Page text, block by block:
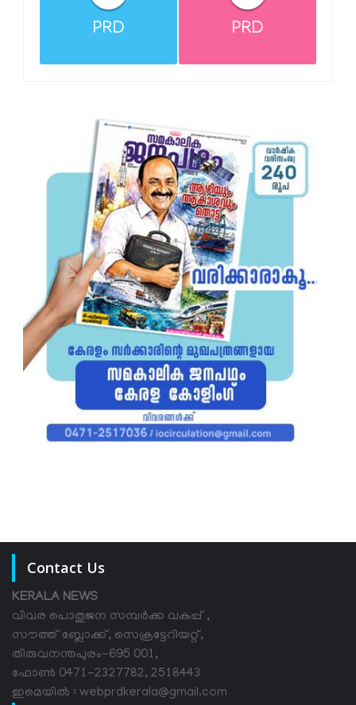
PRD PRD
Contact Us
KERALA NEWS
വിവര പൊതുജന സമ്പര്‍ക്ക വകുപ്പ് ,
സൗത്ത് ബ്ലോക്ക്, സെക്രട്ടേറിയറ്റ്,
തിരുവനന്തപുരം-695 001,
ഫോൺ 0471-2327782, 2518443
ഇമെയിൽ : webprdkerala@gmail.com